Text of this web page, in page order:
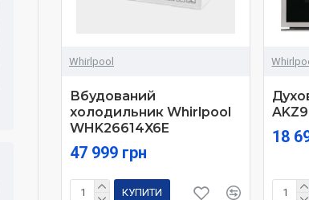
Whirlpool
Вбудований
холодильник Whirlpool
WHK26614X6E
47 999 грн
КУПИТИ
18